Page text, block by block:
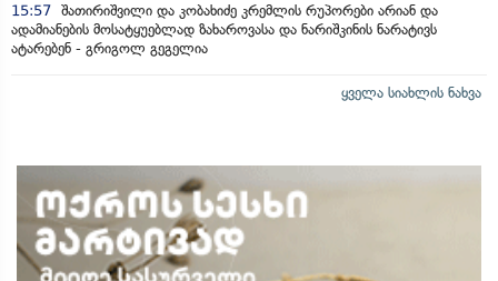
15:57 შათირიშვილი და კობახიძე კრემლის რუპორები არიან და
ადამიანების მოსატყუებლად ზახაროვასა და ნარიშკინის ნარატივს
ატარებენ - გრიგოლ გეგელია
ყველა სიახლის ნახვა